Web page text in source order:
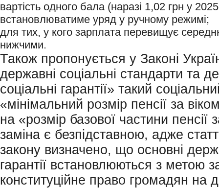
вартість одного бала (наразі 1,02 грн у
встановлюватиме уряд у ручному режимі;
для тих, у кого зарплата перевищує
нижчими.
Також пропонується у Законі
державні соціальні стандарти та
соціальні гарантії» такий
«мінімальний розмір пенсії за
на «розмір базової частини пенсії
заміна є безпідставною, адже
закону визначено, що основні
гарантії встановлюються з метою
конституційне право громадян на